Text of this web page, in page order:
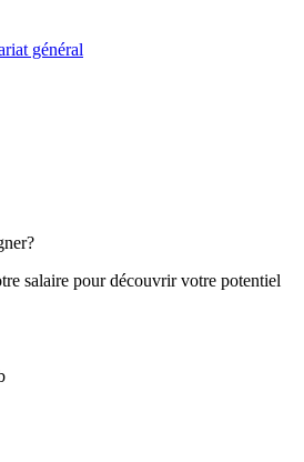
général
salaire pour découvrir votre potentiel